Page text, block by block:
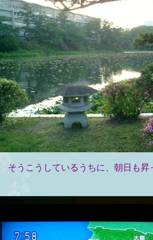
そうこうしているうちに、朝日も昇